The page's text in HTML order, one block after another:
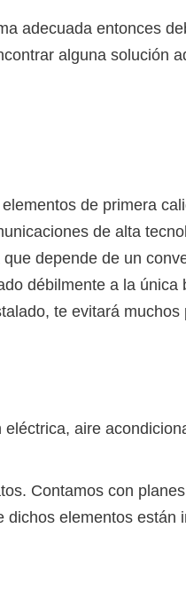
adecuada entonces
alguna solución
de primera
de alta
depende de un
débilmente a la única
te evitará muchos
aire
Contamos con
dichos elementos están